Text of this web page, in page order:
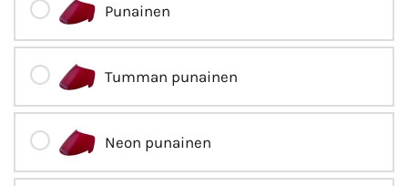
Punainen
Tumman punainen
Neon punainen